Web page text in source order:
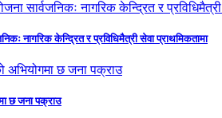
नागरिक केन्द्रित र प्रविधिमैत्री सेवा प्राथमिकतामा
छ जना पक्राउ